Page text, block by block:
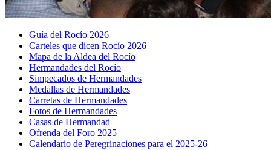
Guía del Rocío 2026
Carteles que dicen Rocío 2026
Mapa de la Aldea del Rocío
Hermandades del Rocío
Simpecados de Hermandades
Medallas de Hermandades
Carretas de Hermandades
Fotos de Hermandades
Casas de Hermandad
Ofrenda del Foro 2025
Calendario de Peregrinaciones para el 2025-26